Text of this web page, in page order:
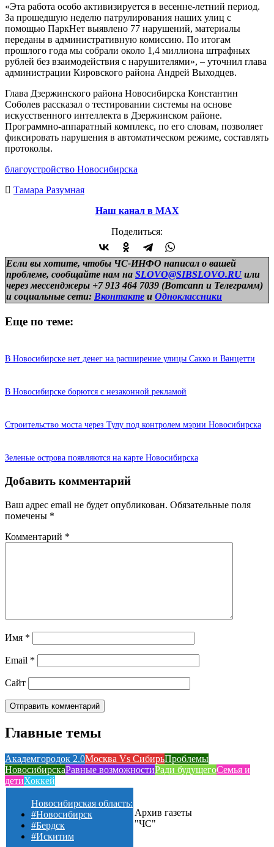
«Эта работа особо активизируется в весенне-летний период.
За прошедшую неделю патрулирования наших улиц с
помощью ПаркНет выявлено 77 нарушений, материалы
переданы в административную комиссию. По итогам
прошлого года мы собрали около 1,4 миллиона штрафных
рублей без взаимодействия с нарушителями», – уточнил глава
администрации Кировского района Андрей Выходцев.
Глава Дзержинского района Новосибирска Константин
Соболев рассказал о тестировании системы на основе
искусственного интеллекта в Дзержинском районе.
Программно-аппаратный комплекс, по его словам, позволяет
фиксировать нарушения в автоматическом режиме, составлять
протоколы.
благоустройство Новосибирска
Тамара Разумная
Наш канал в МАХ
Поделиться:
Если вы хотите, чтобы ЧС-ИНФО написал о вашей
проблеме, сообщайте нам на SLOVO@SIBSLOVO.RU или
через мессенджеры +7 913 464 7039 (Вотсапп и Телеграмм)
и социальные сети: Вконтакте и Одноклассники
Еще по теме:
В Новосибирске нет денег на расширение улицы Сакко и Ванцетти
В Новосибирске борются с незаконной рекламой
Строительство моста через Тулу под контролем мэрии Новосибирска
Зеленые острова появляются на карте Новосибирска
Добавить комментарий
Ваш адрес email не будет опубликован. Обязательные поля
помечены *
Комментарий *
Имя *
Email *
Сайт
Главные темы
Академгородок 2.0Москва Vs СибирьПроблемы
НовосибирскаРавные возможностиРади будущегоСемья и
детиХоккей
Новосибирская область:
#Новосибирск
#Бердск
#Искитим
Архив газеты
"ЧС"